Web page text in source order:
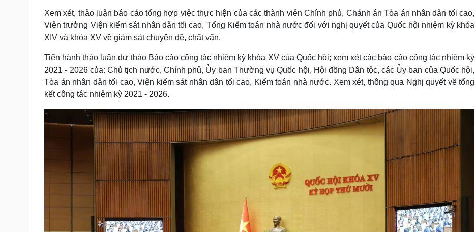
Xem xét, thảo luận báo cáo tổng hợp việc thực hiện của các thành viên Chính phủ, Chánh án Tòa án nhân dân tối cao,
Viện trưởng Viện kiểm sát nhân dân tối cao, Tổng Kiểm toán nhà nước đối với nghị quyết của Quốc hội nhiệm kỳ khóa
XIV và khóa XV về giám sát chuyên đề, chất vấn.
Tiến hành thảo luận dự thảo Báo cáo công tác nhiệm kỳ khóa XV của Quốc hội; xem xét các báo cáo công tác nhiệm kỳ
2021 - 2026 của: Chủ tịch nước, Chính phủ, Ủy ban Thường vụ Quốc hội, Hội đồng Dân tộc, các Ủy ban của Quốc hội,
Tòa án nhân dân tối cao, Viện kiểm sát nhân dân tối cao, Kiểm toán nhà nước. Xem xét, thông qua Nghị quyết về tổng
kết công tác nhiệm kỳ 2021 - 2026.